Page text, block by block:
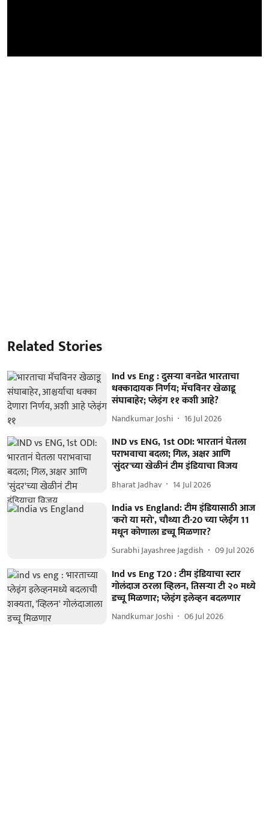
Related Stories
Ind vs Eng : दुसऱ्या वनडेत भारताचा
धक्कादायक निर्णय; मॅचविनर खेळाडू
संघाबाहेर; प्लेइंग ११ कशी आहे?
Nandkumar Joshi 16 Jul 2026
IND vs ENG, 1st ODI: भारतानं घेतला
पराभवाचा बदला; गिल, अक्षर आणि
'सुंदर'च्या खेळीनं टीम इंडियाचा विजय
Bharat Jadhav 14 Jul 2026
India vs England: टीम इंडियासाठी आज
'करो या मरो', चौथ्या टी-20 च्या प्लेईंग 11
मधून कोणाला डच्चू मिळणार?
Surabhi Jayashree Jagdish 09 Jul 2026
Ind vs Eng T20 : टीम इंडियाचा स्टार
गोलंदाज ठरला व्हिलन, तिसऱ्या टी २० मध्ये
डच्चू मिळणार; प्लेइंग इलेव्हन बदलणार
Nandkumar Joshi 06 Jul 2026